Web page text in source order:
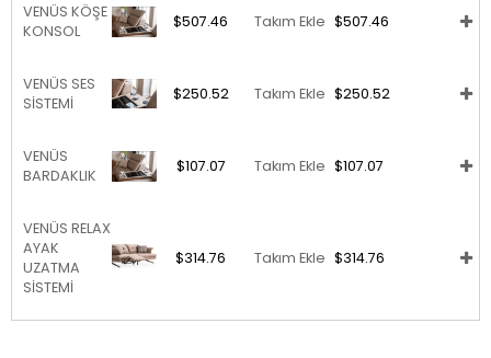
VENÜS KÖŞE
KONSOL
$507.46 Takım Ekle $507.46
VENÜS SES
SİSTEMİ
$250.52 Takım Ekle $250.52
VENÜS
BARDAKLIK
$107.07 Takım Ekle $107.07
VENÜS RELAX
AYAK
UZATMA
SİSTEMİ
$314.76 Takım Ekle $314.76